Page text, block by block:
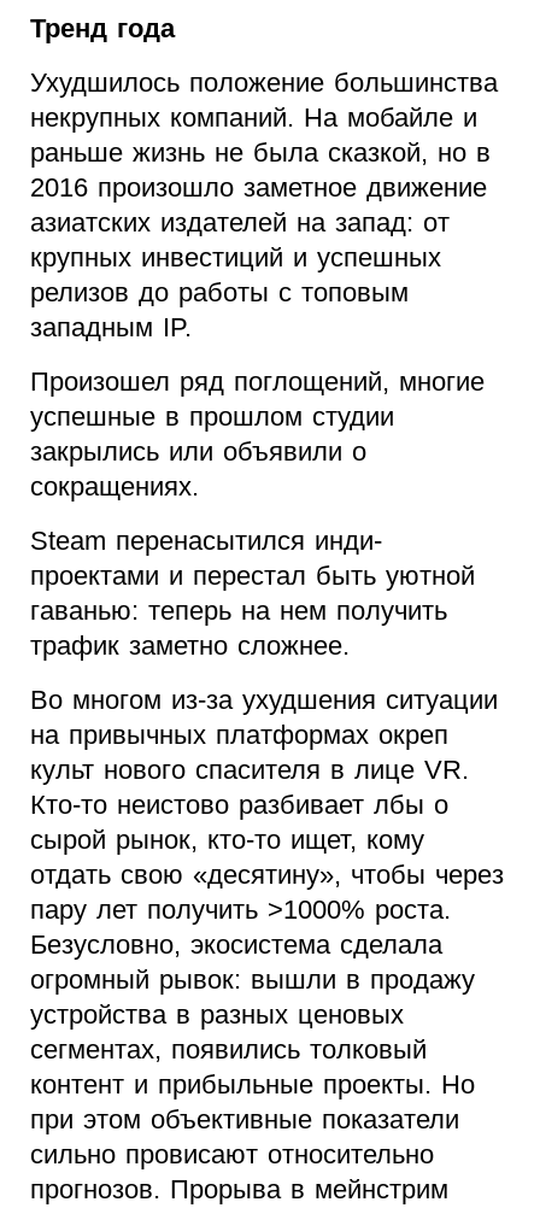
Тренд года
Ухудшилось положение большинства
некрупных компаний. На мобайле и
раньше жизнь не была сказкой, но в
2016 произошло заметное движение
азиатских издателей на запад: от
крупных инвестиций и успешных
релизов до работы с топовым
западным IP.
Произошел ряд поглощений, многие
успешные в прошлом студии
закрылись или объявили о
сокращениях.
Steam перенасытился инди-
проектами и перестал быть уютной
гаванью: теперь на нем получить
трафик заметно сложнее.
Во многом из-за ухудшения ситуации
на привычных платформах окреп
культ нового спасителя в лице VR.
Кто-то неистово разбивает лбы о
сырой рынок, кто-то ищет, кому
отдать свою «десятину», чтобы через
пару лет получить >1000% роста.
Безусловно, экосистема сделала
огромный рывок: вышли в продажу
устройства в разных ценовых
сегментах, появились толковый
контент и прибыльные проекты. Но
при этом объективные показатели
сильно провисают относительно
прогнозов. Прорыва в мейнстрим